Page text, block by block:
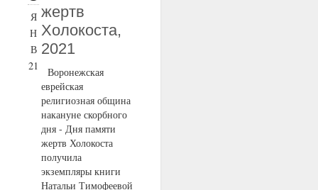
Я
Н
В
21
жертв
Холокоста,
2021
Воронежская
еврейская
религиозная община
накануне скорбного
дня - Дня памяти
жертв Холокоста
получила
экземпляры книги
Натальи Тимофеевой